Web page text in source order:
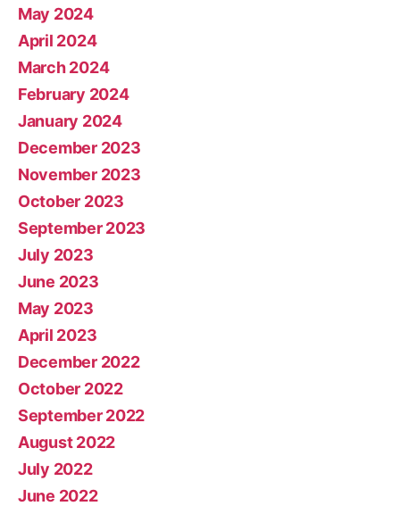
May 2024
April 2024
March 2024
February 2024
January 2024
December 2023
November 2023
October 2023
September 2023
July 2023
June 2023
May 2023
April 2023
December 2022
October 2022
September 2022
August 2022
July 2022
June 2022